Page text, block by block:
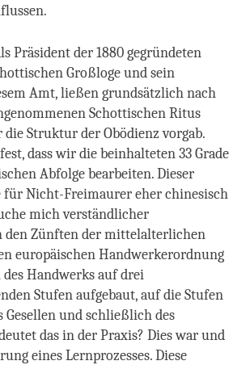
Präsident der 1880 gegründeten
Großloge und sein
Amt, ließen grundsätzlich nach
Schottischen Ritus
Struktur der Obödienz vorgab.
dass wir die beinhalteten 33 Grade
Abfolge bearbeiten.Dieser
für Nicht-Freimaurer eher chinesisch
mich verständlicher
den Zünften der mittelalterlichen
europäischen Handwerkerordnung
Handwerks auf drei
Stufen aufgebaut, auf die Stufen
Gesellen und schließlich des
das in der Praxis? Dies war und
eines Lernprozesses. Diese